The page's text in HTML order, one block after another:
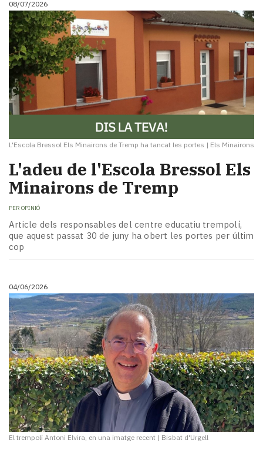
i
turisme
Cultura
Esports
Mai
tant!
TV
i
mitjans
temps
Entrevistes
Enquestes
escena!
Dis
la
teva!
newsletter
del
Pallars
Contingut
patrocinat
Lo
més
llegit...
Editorial
08/07/2026
L'Escola Bressol Els Minairons de Tremp ha tancat les portes | Els Minairons
L'adeu de l'Escola Bressol Els
Minairons de Tremp
PER OPINIÓ
Article dels responsables del centre educatiu trempolí,
que aquest passat 30 de juny ha obert les portes per últim
cop
04/06/2026
El trempolí Antoni Elvira, en una imatge recent | Bisbat d'Urgell